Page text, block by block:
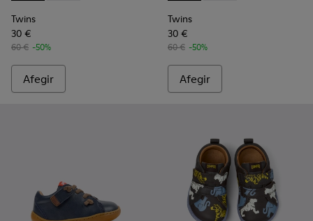
Twins
30 €
60 € -50%
Afegir
Twins
30 €
60 € -50%
Afegir